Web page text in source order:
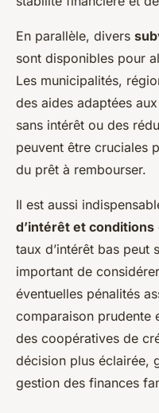
En parallèle, divers
sont disponibles pour
Les municipalités,
des aides adaptées
sans intérêt ou des
peuvent être cruciales
du prêt à rembourser.
Il est aussi
d’intérêt et conditions
taux d’intérêt bas peut
important de
éventuelles pénalités
comparaison prudente
des coopératives de
décision plus éclairée,
gestion des finances